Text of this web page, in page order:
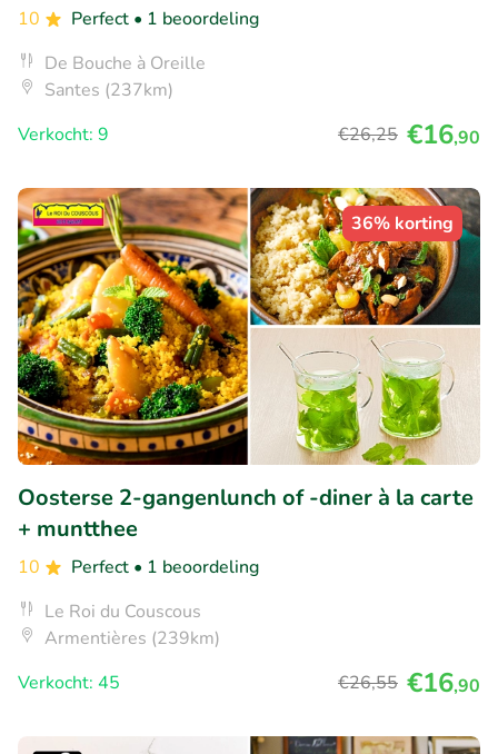
10
Perfect • 1 beoordeling
De Bouche à Oreille
Santes (237km)
Verkocht: 9
€26,25 €16,90
36% korting
Oosterse 2-gangenlunch of -diner à la carte
+ muntthee
10 Perfect • 1 beoordeling
Le Roi du Couscous
Armentières (239km)
Verkocht: 45
€26,55 €16,90